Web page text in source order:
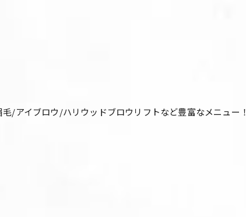
/アイブロウ/ハリウッドブロウリフトなど豊富なメニュー！